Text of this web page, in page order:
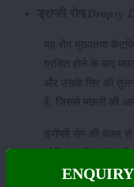
यह रोग मुख्यतया
ग्रसित होने के बाद
और उसके सिर की
है, जिससे मछली की आगे
ड्रॉप्सी रोग की वजह
जोकि एक बिना